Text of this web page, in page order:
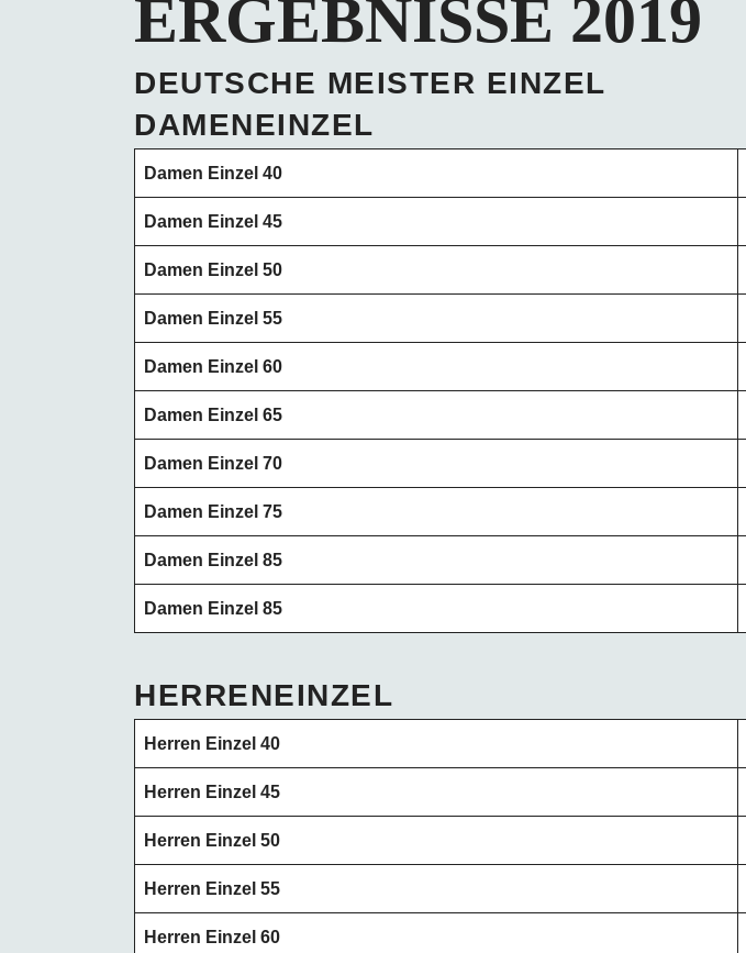
ERGEBNISSE 2019
DEUTSCHE MEISTER EINZEL
DAMENEINZEL
Damen Einzel 40
Damen Einzel 45
Damen Einzel 50
Damen Einzel 55
Damen Einzel 60
Damen Einzel 65
Damen Einzel 70
Damen Einzel 75
Damen Einzel 85
Damen Einzel 85
HERRENEINZEL
Herren Einzel 40
Herren Einzel 45
Herren Einzel 50
Herren Einzel 55
Herren Einzel 60